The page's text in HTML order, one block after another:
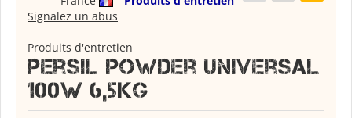
Signalez un abus
Produits d'entretien
Persil powder universal
100w 6,5kg